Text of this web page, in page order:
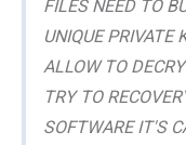
FILES NEED TO
UNIQUE PRIVATE
ALLOW TO
TRY TO
SOFTWARE IT'S